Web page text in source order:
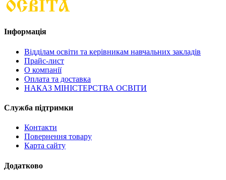
Інформація
Відділам освіти та керівникам навчальних закладів
Прайс-лист
О компанії
Оплата та доставка
НАКАЗ МІНІСТЕРСТВА ОСВІТИ
Служба підтримки
Контакти
Повернення товару
Карта сайту
Додатково